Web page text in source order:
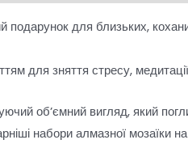
для близьких,
для зняття стресу,
об’ємний вигляд, який
набори алмазної мозаїки